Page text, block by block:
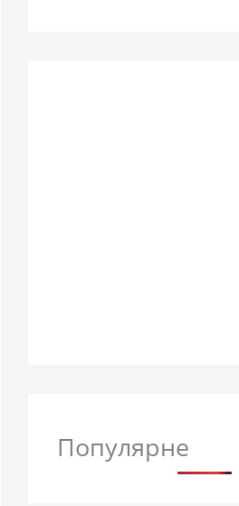
Популярне